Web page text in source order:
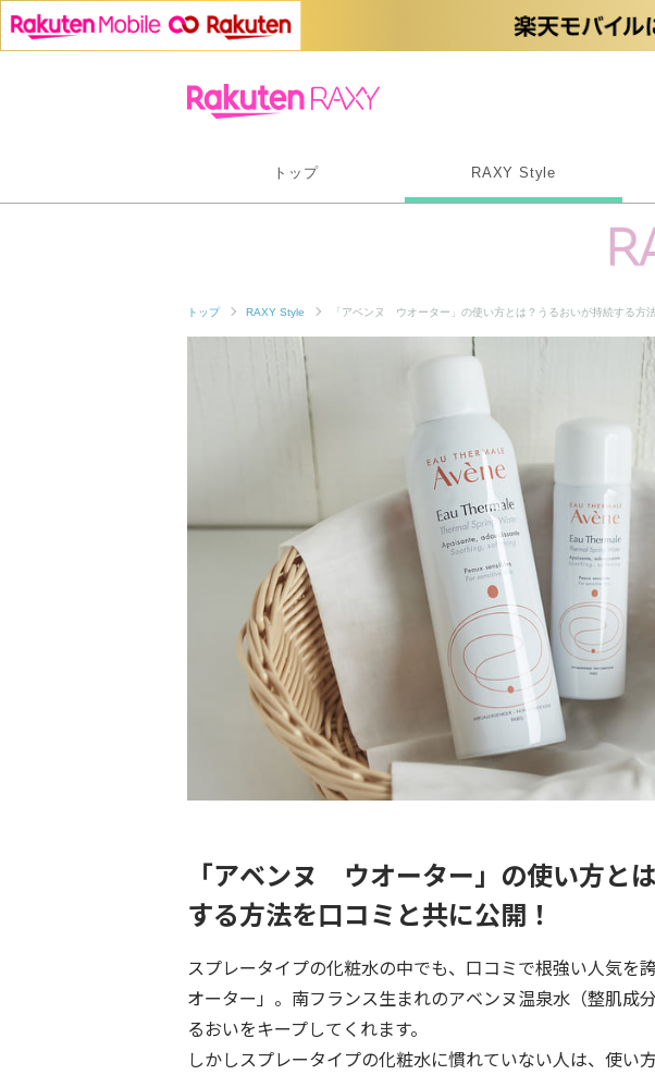
トップ RAXY Style
トップ RAXY Style 「アベンヌ ウオーター」の使い方とは？うるおいが持続する方
「アベンヌ ウオーター」の使い方と
する方法を口コミと共に公開！
スプレータイプの化粧水の中でも、口コミで根強い人気
オーター」。南フランス生まれのアベンヌ温泉水（整肌成
るおいをキープしてくれます。
しかしスプレータイプの化粧水に慣れていない人は、使い